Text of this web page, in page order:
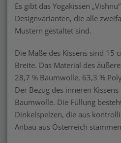
Es gibt das Yogakissen
Designvarianten, die alle
Mustern gestaltet sind.
Die Maße des Kissens sind 15
Breite. Das Material des
28,7 % Baumwolle, 63,3 %
Der Bezug des inneren
Baumwolle. Die Füllung
Dinkelspelzen, die aus
Anbau aus Österreich